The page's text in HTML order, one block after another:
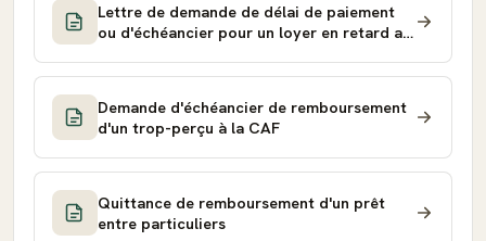
Lettre de demande de délai de paiement
ou d'échéancier pour un loyer en retard au
Demande d'échéancier de remboursement
d'un trop-perçu à la CAF
Quittance de remboursement d'un prêt
entre particuliers